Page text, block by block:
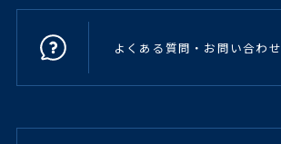
よくある質問・お問い合わせ